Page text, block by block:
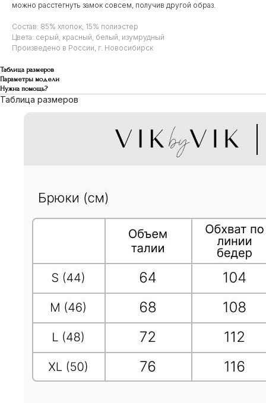
можно расстегнуть замок совсем, получив другой образ.
Состав: 85% хлопок, 15% полиэстер
Цвета: серый, красный, белый, изумрудный
Произведено в России, г. Новосибирск
Таблица размеров
Параметры модели
Нужна помощь?
Таблица размеров